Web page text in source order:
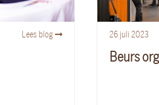
Lees blog 26 juli 2023
Beurs